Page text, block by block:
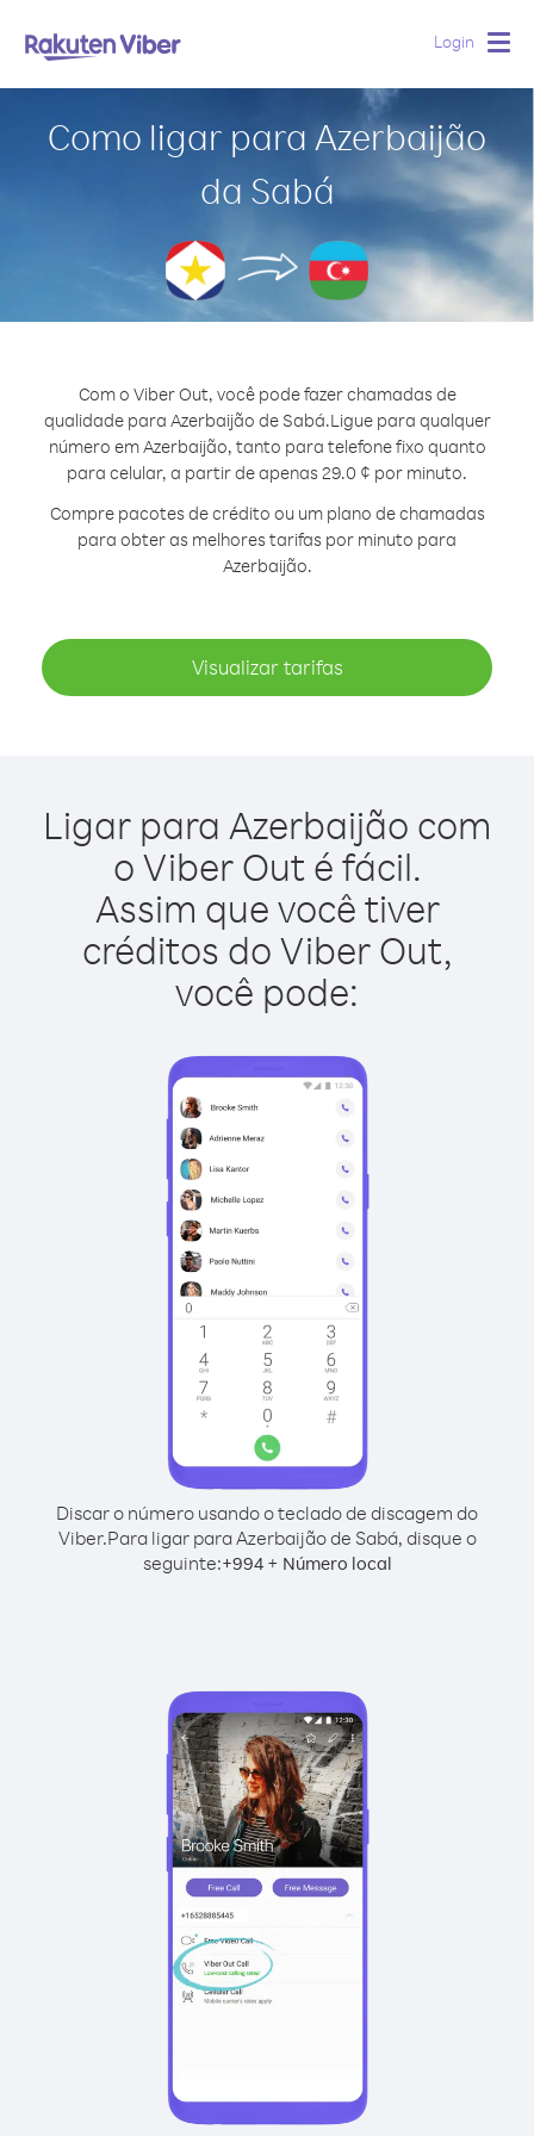
Login
Como ligar para Azerbaijão
da Sabá
Com o Viber Out, você pode fazer chamadas de
qualidade para Azerbaijão de Sabá.Ligue para qualquer
número em Azerbaijão, tanto para telefone fixo quanto
para celular, a partir de apenas 29.0 ¢ por minuto.
Compre pacotes de crédito ou um plano de chamadas
para obter as melhores tarifas por minuto para
Azerbaijão.
Visualizar tarifas
Ligar para Azerbaijão com
o Viber Out é fácil.
Assim que você tiver
créditos do Viber Out,
você pode:
Discar o número usando o teclado de discagem do
Viber.Para ligar para Azerbaijão de Sabá, disque o
seguinte:+994+ Número local